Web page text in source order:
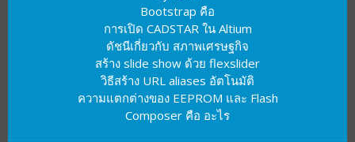
Bootstrap คือ
การเปิด CADSTAR ใน Altium
ดัชนีเกี่ยวกับ สภาพเศรษฐกิจ
สร้าง slide show ด้วย flexslider
วิธีสร้าง URL aliases อัตโนมัติ
ความแตกต่างของ EEPROM และ Flash
Composer คือ อะไร